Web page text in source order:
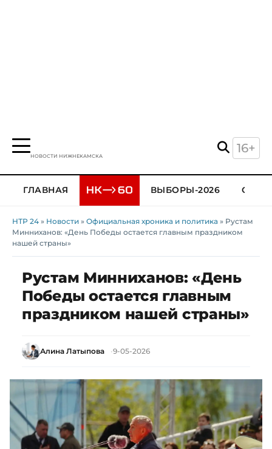
НОВОСТИ НИЖНЕКАМСКА
16+
ГЛАВНАЯ ВЫБОРЫ-2026
НТР 24 » Новости » Официальная хроника и политика » Рустам
Минниханов: «День Победы остается главным праздником
нашей страны»
Рустам Минниханов: «День
Победы остается главным
праздником нашей страны»
Алина Латыпова 9-05-2026